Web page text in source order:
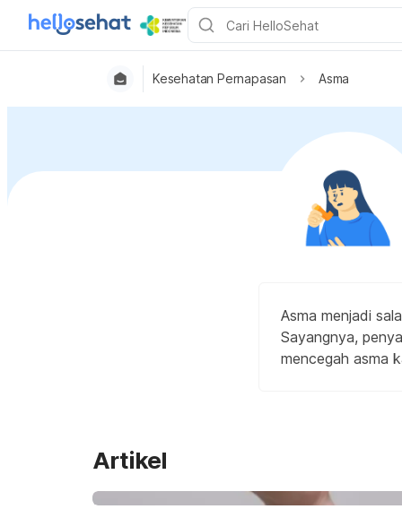
Kesehatan Pernapasan Asma
Asma menjadi
Sayangnya,
mencegah asma
Artikel